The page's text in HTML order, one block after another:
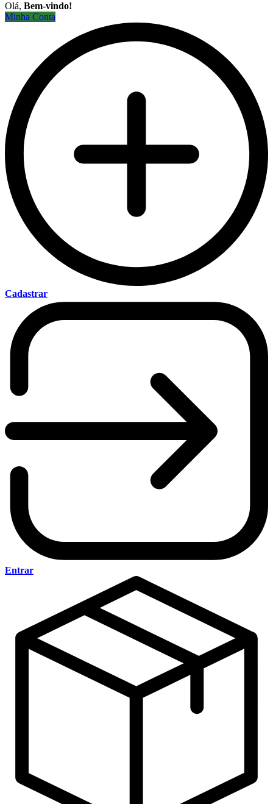
Olá, Bem-vindo!
Minha Conta
Cadastrar
Entrar